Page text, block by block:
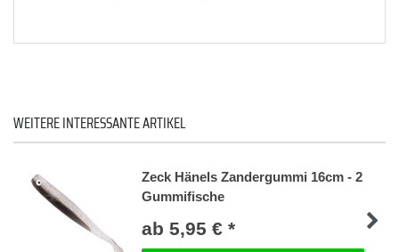
WEITERE INTERESSANTE ARTIKEL
Zeck Hänels Zandergummi 16cm - 2
Gummifische
ab 5,95 € *